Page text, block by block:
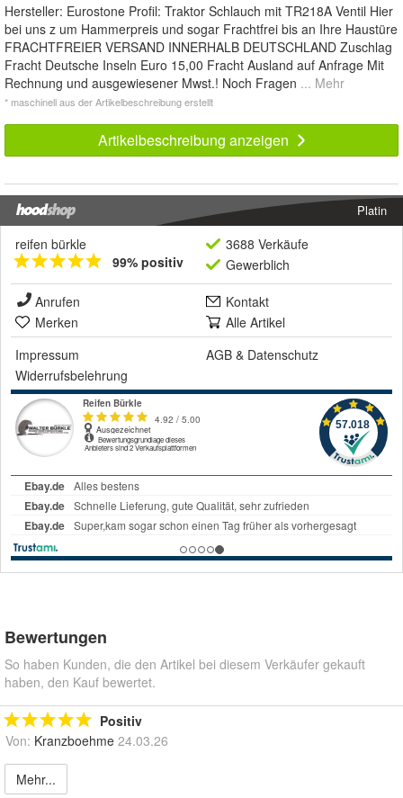
Hersteller: Eurostone Profil: Traktor Schlauch mit TR218A Ventil Hier
bei uns z um Hammerpreis und sogar Frachtfrei bis an Ihre Haustüre
FRACHTFREIER VERSAND INNERHALB DEUTSCHLAND Zuschlag
Fracht Deutsche Inseln Euro 15,00 Fracht Ausland auf Anfrage Mit
Rechnung und ausgewiesener Mwst.! Noch Fragen ... Mehr
* maschinell aus der Artikelbeschreibung erstellt
Artikelbeschreibung anzeigen
Platin
reifen bürkle
99% positiv
3688 Verkäufe
Gewerblich
Anrufen
Kontakt
Merken
Alle Artikel
Impressum
AGB & Datenschutz
Widerrufsbelehrung
Bewertungen
So haben Kunden, die den Artikel bei diesem Verkäufer gekauft
haben, den Kauf bewertet.
Positiv
Von: Kranzboehme 24.03.26
Mehr...